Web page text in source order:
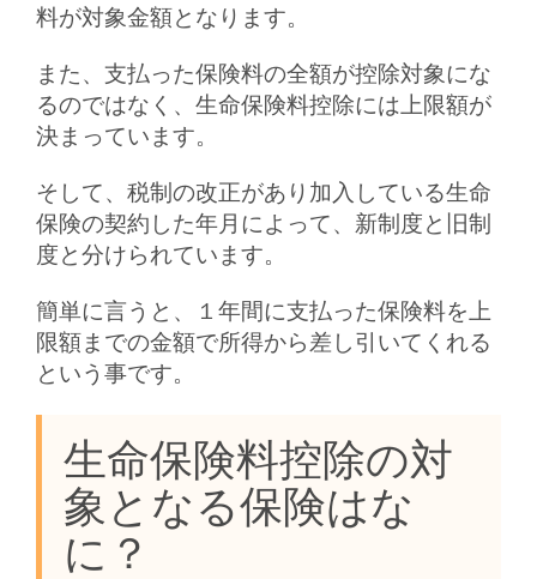
料が対象金額となります。
また、支払った保険料の全額が控除対象にな
るのではなく、生命保険料控除には上限額が
決まっています。
そして、税制の改正があり加入している生命
保険の契約した年月によって、新制度と旧制
度と分けられています。
簡単に言うと、１年間に支払った保険料を上
限額までの金額で所得から差し引いてくれる
という事です。
生命保険料控除の対
象となる保険はな
に？